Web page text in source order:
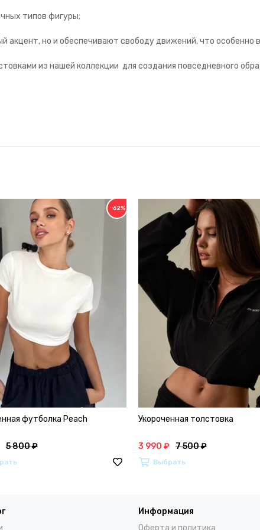
типов фигуры;
акцент, но и обеспечивают свободу движений, что
из нашей коллекции для создания повседневного
−62%
футболка Peach
5 800 ₽
Укороченная толстовка
3 990 ₽ 7 500 ₽
Выбрать
Информация
Оферта и политика